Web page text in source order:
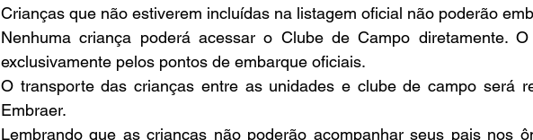
Crianças que não estiverem incluídas na listagem oficial não poderão
Nenhuma criança poderá acessar o Clube de Campo diretamente.
exclusivamente pelos pontos de embarque oficiais.
O transporte das crianças entre as unidades e clube de campo será
Embraer.
Lembrando que as crianças não poderão acompanhar seus pais nos